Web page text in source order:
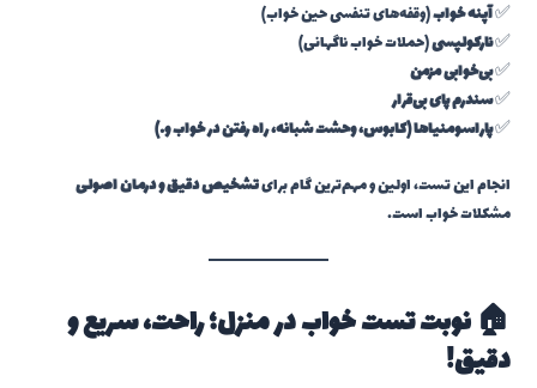
✅آپنه خواب(وقفه‌های تنفسی حین خواب)
✅نارکولپسی(حملات خواب ناگهانی)
✅بی‌خوابی مزمن
✅سندرم پای بی‌قرار
✅پاراسومنیاها (کابوس، وحشت شبانه، راه رفتن در خواب و…)
انجام این تست، اولین و مهم‌ترین گام برایتشخیص دقیق و درمان اصولی
مشکلات خواب است.
🏠 نوبت تست خواب در منزل؛ راحت، سریع و
دقیق!